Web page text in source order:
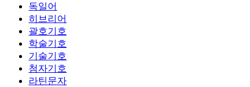
독일어
히브리어
괄호기호
학술기호
기술기호
첨자기호
라틴문자